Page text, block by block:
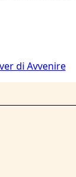
di Avvenire